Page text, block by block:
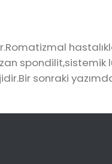
spondilit,sistemik
sonraki